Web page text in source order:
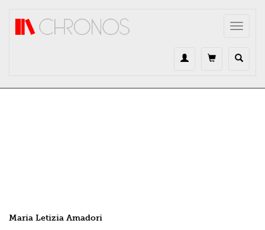
Toggle
Maria Letizia Amadori